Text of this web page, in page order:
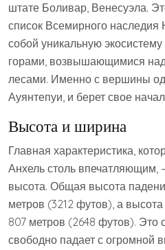
штате Боливар, Венесуэла.
список Всемирного
собой уникальную
горами, возвышающимися
лесами. Именно с вершины
Ауянтепуи, и берет свое
Высота и ширина
Главная характеристика,
Анхель столь впечатляющим,
высота. Общая высота
метров (3212 футов), а
807 метров (2648 футов). Это
свободно падает с огромной